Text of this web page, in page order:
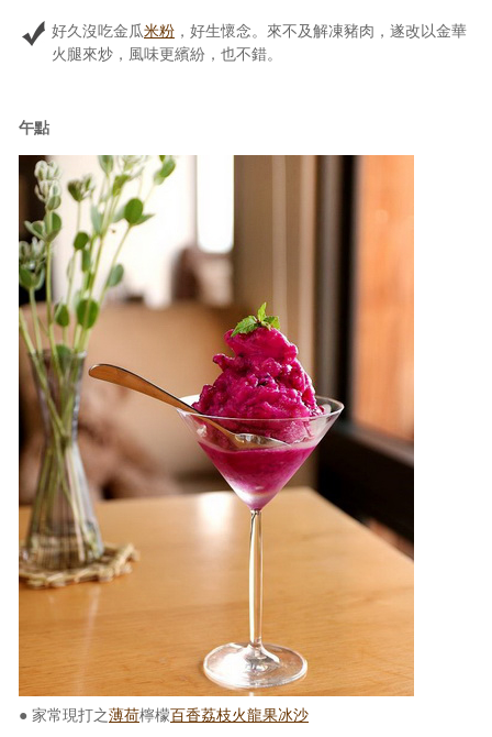
好久沒吃金瓜米粉 ，好生懷念。來不及解凍豬肉，遂改以金華
火腿來炒，風味更繽紛，也不錯。
午點
● 家常現打之薄荷檸檬百香荔枝火龍果冰沙